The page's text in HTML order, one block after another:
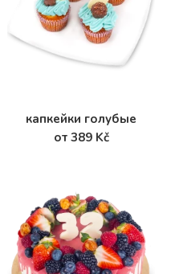
капкейки голубые
от 389 Kč